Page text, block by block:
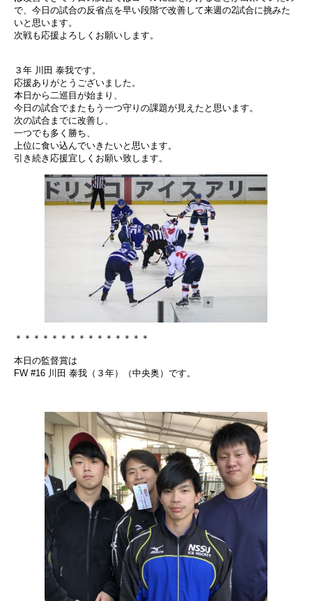
で、今日の試合の反省点を早い段階で改善して来週の2試合に挑みた
いと思います。
次戦も応援よろしくお願いします。
３年 川田 泰我です。
応援ありがとうございました。
本日から二巡目が始まり、
今日の試合でまたもう一つ守りの課題が見えたと思います。
次の試合までに改善し、
一つでも多く勝ち、
上位に食い込んでいきたいと思います。
引き続き応援宜しくお願い致します。
＊＊＊＊＊＊＊＊＊＊＊＊＊＊＊
本日の監督賞は
FW #16 川田 泰我（３年）（中央奥）です。